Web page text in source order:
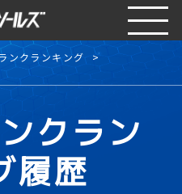
ンクランキング
クラン
履歴